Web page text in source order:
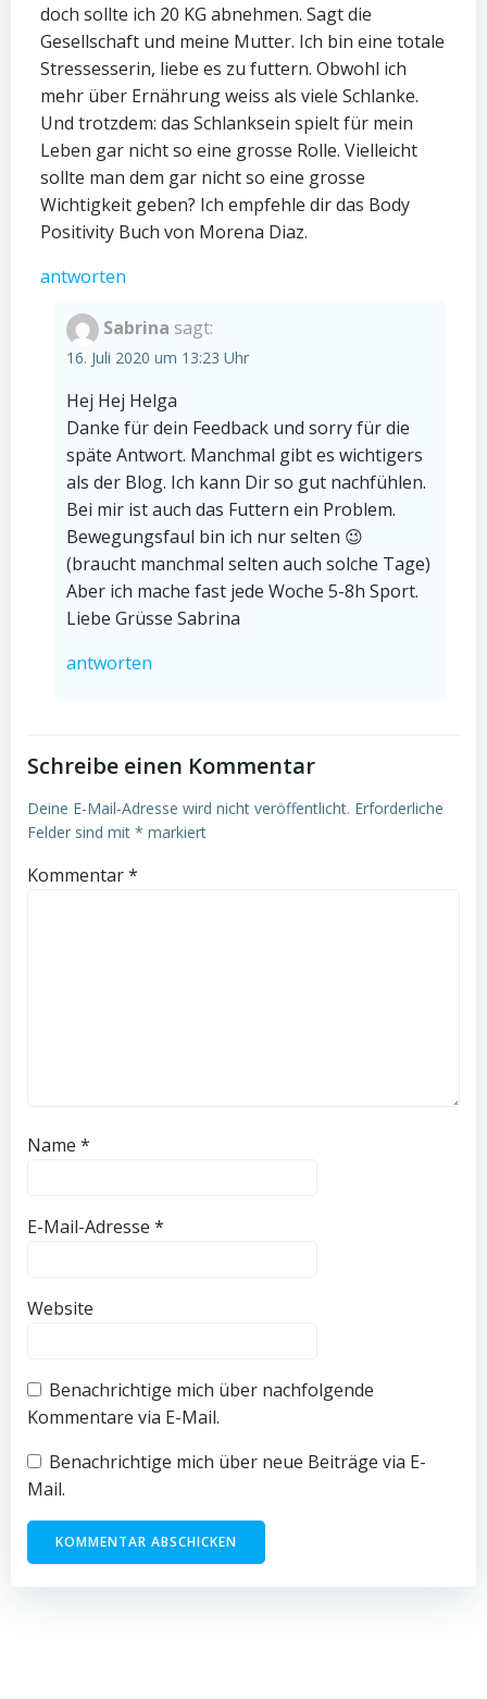
doch sollte ich 20 KG abnehmen. Sagt die
Gesellschaft und meine Mutter. Ich bin eine totale
Stressesserin, liebe es zu futtern. Obwohl ich
mehr über Ernährung weiss als viele Schlanke.
Und trotzdem: das Schlanksein spielt für mein
Leben gar nicht so eine grosse Rolle. Vielleicht
sollte man dem gar nicht so eine grosse
Wichtigkeit geben? Ich empfehle dir das Body
Positivity Buch von Morena Diaz.
antworten
Sabrina sagt:
16. Juli 2020 um 13:23 Uhr
Hej Hej Helga
Danke für dein Feedback und sorry für die
späte Antwort. Manchmal gibt es wichtigers
als der Blog. Ich kann Dir so gut nachfühlen.
Bei mir ist auch das Futtern ein Problem.
Bewegungsfaul bin ich nur selten 😉
(braucht manchmal selten auch solche Tage)
Aber ich mache fast jede Woche 5-8h Sport.
Liebe Grüsse Sabrina
antworten
Schreibe einen Kommentar
Deine E-Mail-Adresse wird nicht veröffentlicht. Erforderliche
Felder sind mit * markiert
Kommentar*
Name *
E-Mail-Adresse *
Website
Benachrichtige mich über nachfolgende
Kommentare via E-Mail.
Benachrichtige mich über neue Beiträge via E-
Mail.